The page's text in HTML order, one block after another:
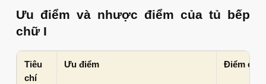
Ưu điểm và nhược điểm của tủ bếp
chữ I
Tiêu
chí
Ưu điểm Điểm cần